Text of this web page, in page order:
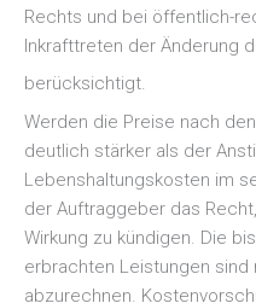
Rechts und bei öffentlich-
Inkrafttreten der Änderung
berücksichtigt.
Werden die Preise nach
deutlich stärker als der
Lebenshaltungskosten im
der Auftraggeber das
Wirkung zu kündigen. Die
erbrachten Leistungen sind
abzurechnen.